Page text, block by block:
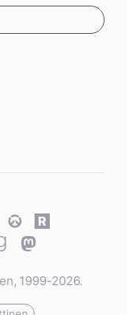
Overwatch
Rawg.io
Mastodon
1999-2026.